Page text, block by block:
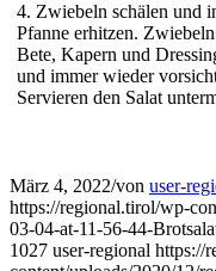
4. Zwiebeln schälen und
Pfanne erhitzen.
Bete, Kapern und
und immer wieder
Servieren den Salat
März 4, 2022/von user-
https://regional.tirol/wp-
03-04-at-11-56-44-
1027 user-regional https://